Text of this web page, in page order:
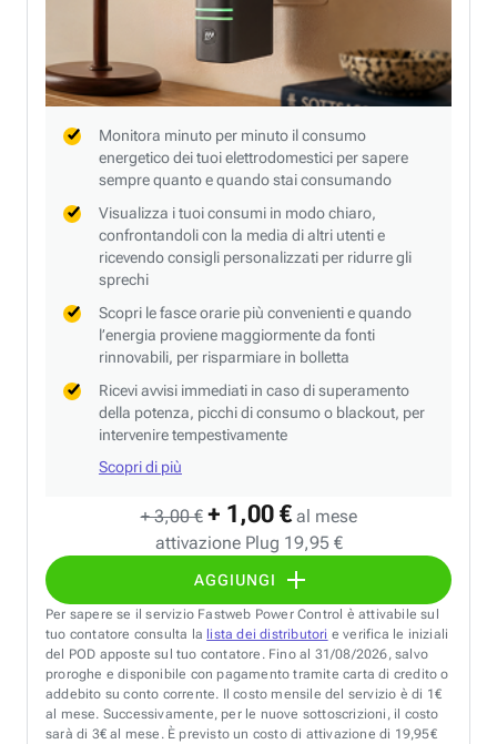
+ 3,00 € + 1,00 € al mese
attivazione Plug 19,95 €
AGGIUNGI
Monitora minuto per minuto il consumo
energetico dei tuoi elettrodomestici per sapere
sempre quanto e quando stai consumando
Visualizza i tuoi consumi in modo chiaro,
confrontandoli con la media di altri utenti e
ricevendo consigli personalizzati per ridurre gli
sprechi
Scopri le fasce orarie più convenienti e quando
l’energia proviene maggiormente da fonti
rinnovabili, per risparmiare in bolletta
Ricevi avvisi immediati in caso di superamento
della potenza, picchi di consumo o blackout, per
intervenire tempestivamente
Scopri di più
Per sapere se il servizio Fastweb Power Control è attivabile sul
tuo contatore consulta la lista dei distributori e verifica le iniziali
del POD apposte sul tuo contatore. Fino al 31/08/2026, salvo
proroghe e disponibile con pagamento tramite carta di credito o
addebito su conto corrente. Il costo mensile del servizio è di 1€
al mese. Successivamente, per le nuove sottoscrizioni, il costo
sarà di 3€ al mese. È previsto un costo di attivazione di 19,95€